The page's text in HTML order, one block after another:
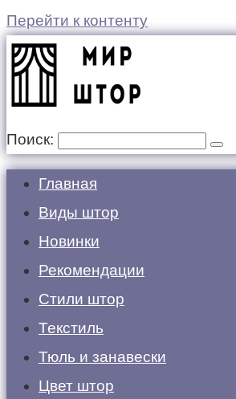
Перейти к контенту
Поиск:
Главная
Виды штор
Новинки
Рекомендации
Стили штор
Текстиль
Тюль и занавески
Цвет штор